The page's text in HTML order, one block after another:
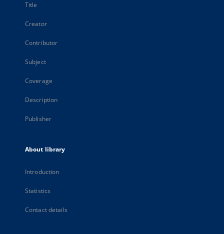
Title
Creator
Contributor
Subject
Coverage
Description
Publisher
About library
Introduction
Statistics
Contact details